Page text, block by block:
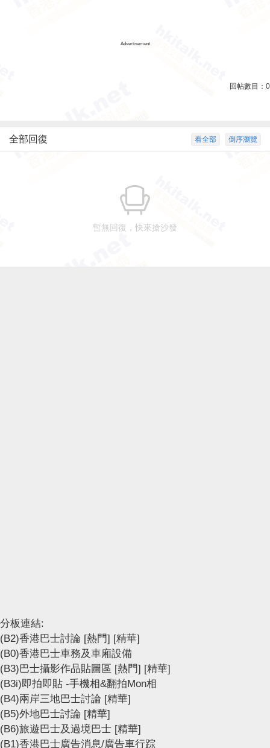
Advertisement
回帖數目： 0
倒序瀏覽
看全部
全部回復
暫無回復，快來搶沙發
分板連結:
(B2)香港巴士討論 [熱門] [精華]
(B0)香港巴士車務及車廂設備
(B3)巴士攝影作品貼圖區 [熱門] [精華]
(B3i)即拍即貼 -手機相&翻拍Mon相
(B4)兩岸三地巴士討論 [精華]
(B5)外地巴士討論 [精華]
(B6)旅遊巴士及過境巴士 [精華]
(B1)香港巴士廣告消息/廣告車行踪